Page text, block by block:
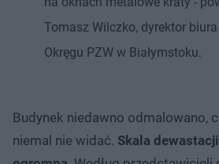
Tomasz Wilczko, dyrektor
Okręgu PZW w Białymstoku.
Budynek niedawno odmalowano,
niemal nie widać. Skala